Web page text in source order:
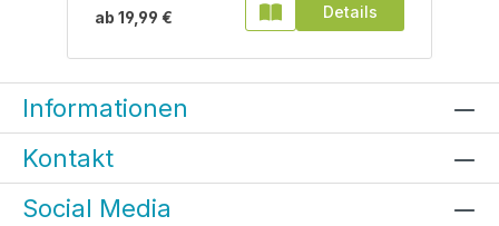
ab 19,99 € Details
Informationen
Kontakt
Social Media